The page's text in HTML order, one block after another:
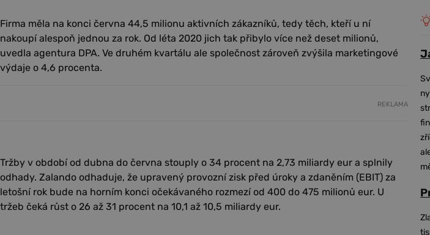
Firma měla na konci června 44,5 milionu aktivních zákazníků, tedy těch, kteří u ní
nakoupí alespoň jednou za rok. Od léta 2020 jich tak přibylo více než deset milionů,
uvedla agentura DPA. Ve druhém kvartálu ale společnost zároveň zvýšila marketingové
výdaje o 4,6 procenta.
REKLAMA
Tržby v období od dubna do června stouply o 34 procent na 2,73 miliardy eur a splnily
odhady. Zalando odhaduje, že upravený provozní zisk před úroky a zdaněním (EBIT) za
letošní rok bude na horním konci očekávaného rozmezí od 400 do 475 milionů eur. U
tržeb čeká růst o 26 až 31 procent na 10,1 až 10,5 miliardy eur.